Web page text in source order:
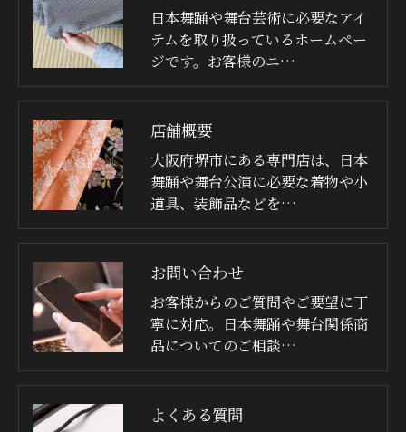
日本舞踊や舞台芸術に必要なアイ
テムを取り扱っているホームペー
ジです。お客様のニ…
店舗概要
大阪府堺市にある専門店は、日本
舞踊や舞台公演に必要な着物や小
道具、装飾品などを…
お問い合わせ
お客様からのご質問やご要望に丁
寧に対応。日本舞踊や舞台関係商
品についてのご相談…
よくある質問